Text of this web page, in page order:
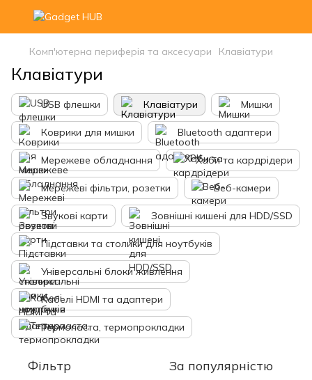
Комп'ютерна периферія та аксесуари Клавіатури
Клавіатури
USB флешки Клавіатури Мишки
Коврики для мишки Bluetooth адаптери
Мережеве обладнання Хаби та кардрідери
Мережеві фільтри, розетки Веб-камери
Звукові карти Зовнішні кишені для HDD/SSD
Підставки та столики для ноутбуків
Універсальні блоки живлення
Кабелі HDMI та адаптери
Термопаста, термопрокладки
Фільтр За популярністю